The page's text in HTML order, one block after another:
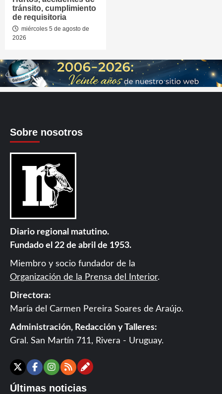
tránsito, cumplimiento
de requisitoria
miércoles 5 de agosto de
2026
Sobre nosotros
Diario regional matutino.
Fundado el 22 de abril de 1953.
Miembro y socio fundador de la
Organización de la Prensa del Interior.
Directora:
María del Carmen Pereira Soares de Araújo.
Administración, Redacción y Talleres:
Gral. San Martín 711, Rivera - Uruguay.
X Facebook
Instagram
RSSContáctanos
Últimas noticias